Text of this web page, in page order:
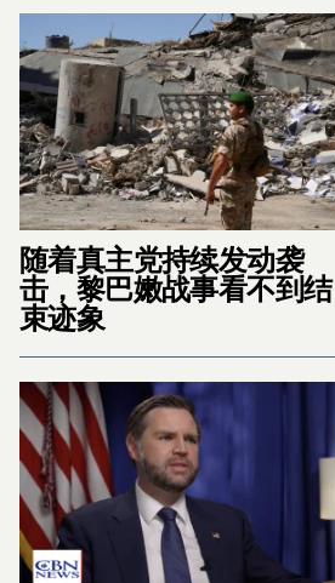
随着真主党持续发动袭
击，黎巴嫩战事看不到结
束迹象